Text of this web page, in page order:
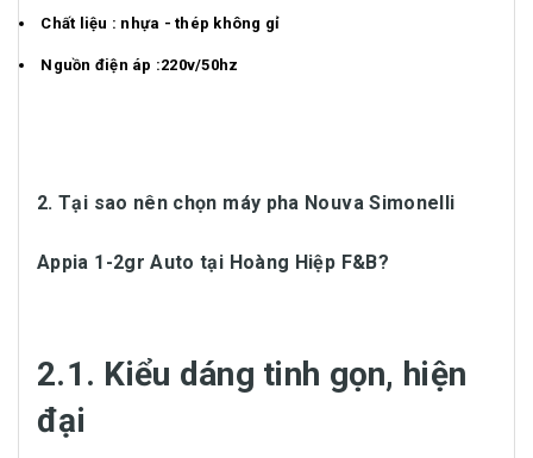
Chất liệu : nhựa - thép không gỉ
Nguồn điện áp :220v/50hz
2. Tại sao nên chọn máy pha Nouva Simonelli
Appia 1-2gr Auto tại Hoàng Hiệp F&B?
2.1. Kiểu dáng tinh gọn, hiện
đại